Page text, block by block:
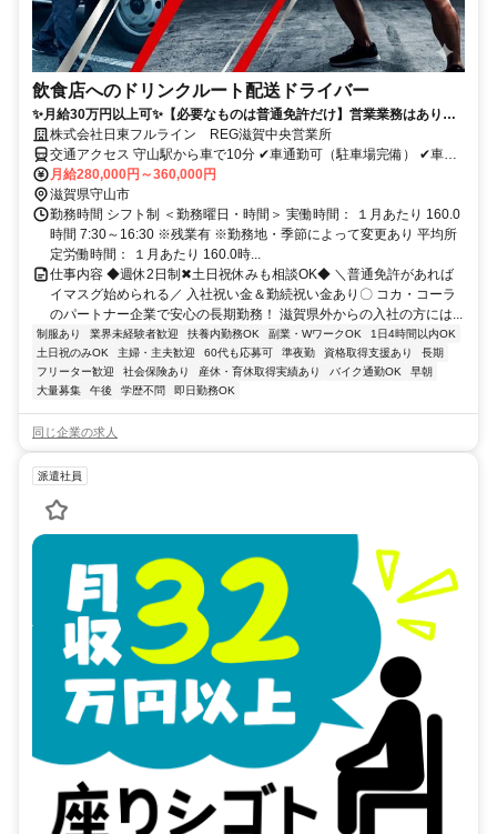
飲食店へのドリンクルート配送ドライバー
✨️月給30万円以上可✨️【必要なものは普通免許だけ】営業業務はありま
せん！入社祝金5万円・土日休み相談可・大手メーカー業務だからこそ
の福利厚生
株式会社日東フルライン REG滋賀中央営業所
交通アクセス 守山駅から車で10分 ✔車通勤可（駐車場完備） ✔車通
勤の場合はガソリン代支給 └ガソリン代高騰の状況を鑑みた支給金額
を設定しています。 ✨️下記エリアからも通勤可能 堅田駅（大津市）
から車で約15分／守山駅（守山市）から車で約20分／草津駅（草津
市）から車で約25分／大津駅（大津市）から車で約30分／京都駅
（京都市下京区）から車で約40分／彦根駅（彦根市）から車で約50
分
月給280,000円～360,000円
滋賀県守山市
勤務時間 シフト制 ＜勤務曜日・時間＞ 実働時間： １月あたり 160.0
時間 7:30～16:30 ※残業有 ※勤務地・季節によって変更あり 平均所
定労働時間： １月あたり 160.0時...
仕事内容 ◆週休2日制✖土日祝休みも相談OK◆ ＼普通免許があれば
イマスグ始められる／ 入社祝い金＆勤続祝い金あり〇 コカ・コーラ
のパートナー企業で安心の長期勤務！ 滋賀県外からの入社の方には...
制服あり 業界未経験者歓迎 扶養内勤務OK 副業・WワークOK
1日4時間以内OK
土日祝のみOK
主婦・主夫歓迎 60代も応募可 準夜勤 資格取得支援あり
長期
フリーター歓迎
社会保険あり 産休・育休取得実績あり バイク通勤OK
早朝
大量募集
午後 学歴不問 即日勤務OK
同じ企業の求人
派遣社員